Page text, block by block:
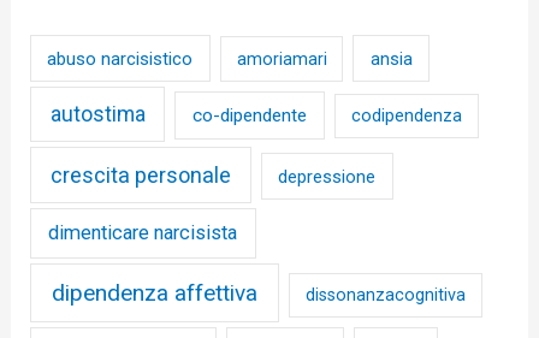
abuso narcisistico amoriamari ansia
autostima co-dipendente codipendenza
crescita personale depressione
dimenticare narcisista
dipendenza affettiva dissonanzacognitiva